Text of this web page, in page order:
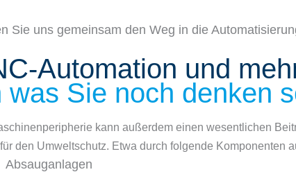
Sie uns gemeinsam den Weg in die
Automation und
was Sie noch denken
kann außerdem einen wesentlichen
den Umweltschutz. Etwa durch folgende Komponenten
Absauganlagen